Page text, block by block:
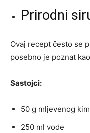
Prirodni
Ovaj recept često se
posebno je poznat
Sastojci:
50 g mljevenog
250 ml vode